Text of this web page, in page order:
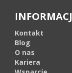
Kontakt
Blog
O nas
Kariera